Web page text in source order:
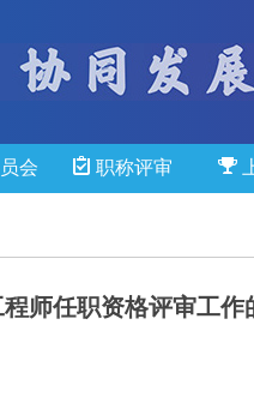
会 职称评审
师任职资格评审工作